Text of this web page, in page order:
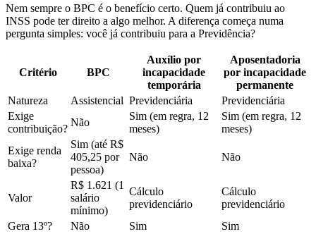
Nem sempre o BPC é o benefício certo. Quem já contribuiu ao
INSS pode ter direito a algo melhor. A diferença começa numa
pergunta simples: você já contribuiu para a Previdência?
Critério BPC
Auxílio por
incapacidade
temporária
Aposentadoria
por incapacidade
permanente
Natureza
Assistencial Previdenciária
Previdenciária
Exige
contribuição?
Não
Sim (em regra, 12
meses)
Sim (em regra, 12
meses)
Exige renda
baixa?
Sim (até R$
405,25 por
pessoa)
Não Não
Valor
R$ 1.621 (1
salário
mínimo)
Cálculo
previdenciário
Cálculo
previdenciário
Gera 13º?
Não Sim
Sim